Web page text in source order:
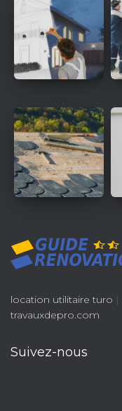
location utilitaire turo |
travauxdepro.com
Suivez-nous